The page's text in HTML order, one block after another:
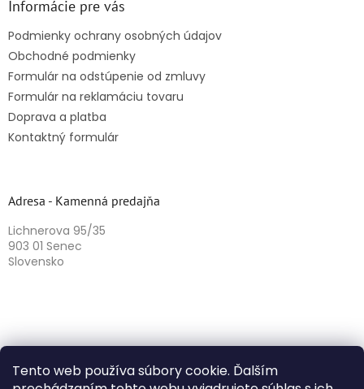
Tento web používa súbory cookie. Ďalším
Informácie pre vás
Podmienky ochrany osobných údajov
Obchodné podmienky
Formulár na odstúpenie od zmluvy
Formulár na reklamáciu tovaru
Doprava a platba
Kontaktný formulár
Adresa - Kamenná predajňa
Lichnerova 95/35
903 01 Senec
Slovensko